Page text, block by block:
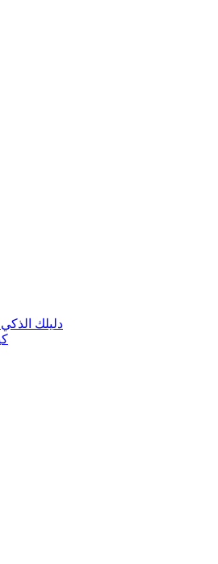
دليلك